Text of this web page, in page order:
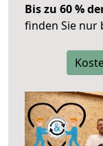
Bis zu 60 %
finden Sie nur